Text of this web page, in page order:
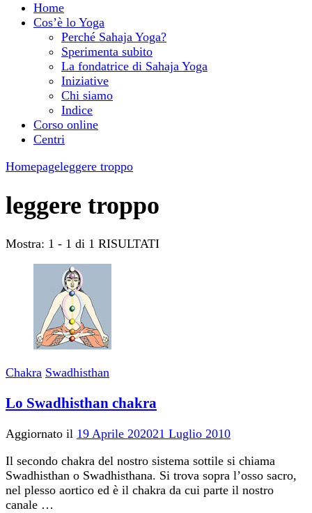
Home
Cos’è lo Yoga
Perché Sahaja Yoga?
Sperimenta subito
La fondatrice di Sahaja Yoga
Iniziative
Chi siamo
Indice
Corso online
Centri
Homepageleggere troppo
leggere troppo
Mostra: 1 - 1 di 1 RISULTATI
Chakra Swadhisthan
Lo Swadhisthan chakra
Aggiornato il 19 Aprile 202021 Luglio 2010
Il secondo chakra del nostro sistema sottile si chiama
Swadhisthan o Swadhisthana. Si trova sopra l’osso sacro,
nel plesso aortico ed è il chakra da cui parte il nostro
canale …